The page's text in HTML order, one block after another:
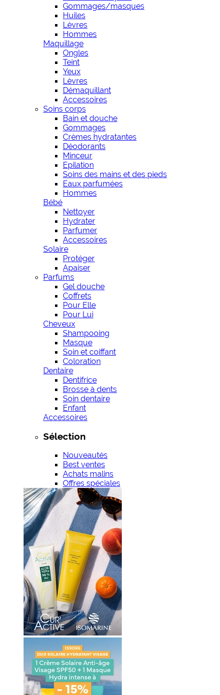
Gommages/masques
Huiles
Lèvres
Hommes
Maquillage
Ongles
Teint
Yeux
Lèvres
Démaquillant
Accessoires
Soins corps
Bain et douche
Gommages
Crèmes hydratantes
Déodorants
Minceur
Epilation
Soins des mains et des pieds
Eaux parfumées
Hommes
Bébé
Nettoyer
Hydrater
Parfumer
Accessoires
Solaire
Protéger
Apaiser
Parfums
Gel douche
Coffrets
Pour Elle
Pour Lui
Cheveux
Shampooing
Masque
Soin et coiffant
Coloration
Dentaire
Dentifrice
Brosse à dents
Soin dentaire
Enfant
Accessoires
Sélection
Nouveautés
Best ventes
Achats malins
Offres spéciales